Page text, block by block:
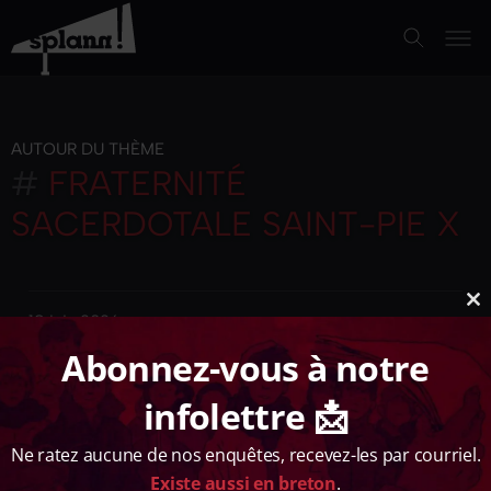
AUTOUR DU THÈME
FRATERNITÉ
SACERDOTALE SAINT-PIE X
18 juin 2026
ARTICLE
« EXTRÊME DANGER » : RENDEZ-VOUS À
RENNES CE 19 JUIN POUR MIEUX CONNAÎTRE
L’EXTRÊME DROITE RADICALE AVEC
STREETPRESS
Abonnez-vous à notre
infolettre 📩
Ne ratez aucune de nos enquêtes, recevez-les par courriel.
Existe aussi en breton.